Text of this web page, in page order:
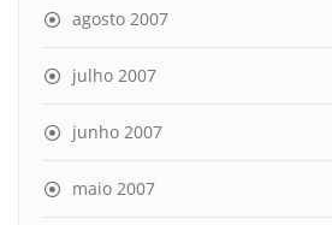
agosto 2007
julho 2007
junho 2007
maio 2007